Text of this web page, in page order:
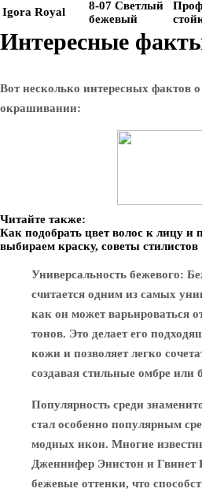
Igora Royal
8-07 Светлый
бежевый
Интересные
Вот несколько интересных фактов
окрашивании:
Читайте также:
Как подобрать цвет волос к лицу и
выбираем краску, советы стилистов
Универсальность бежевого:
считается одним из самых
как он может варьироваться
тонов. Это делает его
кожи и позволяет легко
создавая стильные омбре или
Популярность среди
стал особенно популярным
модных икон. Многие
Дженнифер Энистон и Гвинет
бежевые оттенки, что